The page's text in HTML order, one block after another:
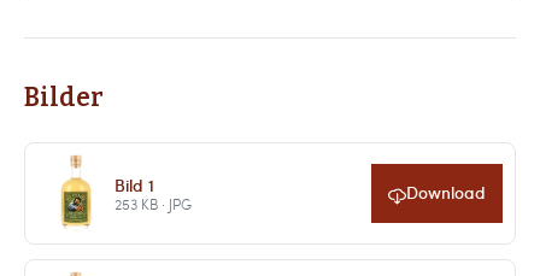
Bilder
Bild 1
253 KB · JPG Download